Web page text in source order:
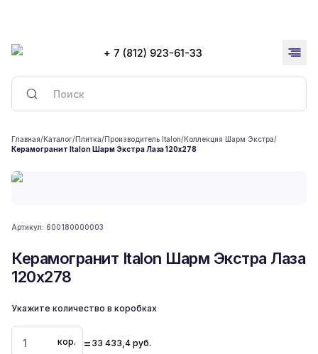
+ 7 (812) 923-61-33
Главная/Каталог/Плитка/Производитель Italon/Коллекция Шарм Экстра/
Керамогранит Italon Шарм Экстра Лаза 120x278
Артикул: 600180000003
Керамогранит Italon Шарм Экстра Лаза
120x278
Укажите количество в коробках
кор. = 33 433,4 руб.